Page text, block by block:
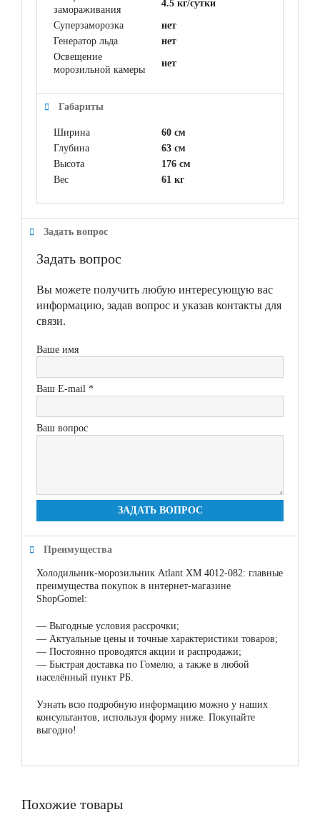
замораживания
4.5 кг/сутки
Суперзаморозка
нет
Генератор льда
нет
Освещение
морозильной камеры
нет
Габариты
Ширина
60 см
Глубина
63 см
Высота
176 см
Вес
61 кг
Задать вопрос
Задать вопрос
Вы можете получить любую интересующую вас
информацию, задав вопрос и указав контакты для
связи.
Ваше имя
Ваш E-mail *
Ваш вопрос
ЗАДАТЬ ВОПРОС
Преимущества
Холодильник-морозильник Atlant ХМ 4012-082: главные
преимущества покупок в интернет-магазине
ShopGomel:
— Выгодные условия рассрочки;
— Актуальные цены и точные характеристики товаров;
— Постоянно проводятся акции и распродажи;
— Быстрая доставка по Гомелю, а также в любой
населённый пункт РБ.
Узнать всю подробную информацию можно у наших
консультантов, используя форму ниже. Покупайте
выгодно!
Похожие товары